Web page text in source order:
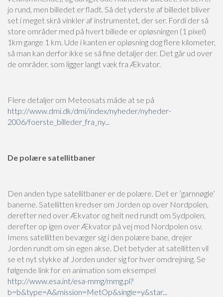
jo rund, men billedet er fladt. Så det yderste af billedet bliver
set i meget skrå vinkler af instrumentet, der ser. Fordi der så
store områder med på hvert billede er opløsningen (1 pixel)
1km gange 1 km. Ude i kanten er opløsning dog flere kilometer,
så man kan derfor ikke se så fine detaljer der. Det går ud over
de områder, som ligger langt væk fra Ækvator.
Flere detaljer om Meteosats måde at se på
http://www.dmi.dk/dmi/index/nyheder/nyheder-
2006/foerste_billeder_fra_ny...
De polære satellitbaner
Den anden type satellitbaner er de polære. Det er ’garnnøgle’
banerne. Satellitten kredser om Jorden op over Nordpolen,
derefter ned over Ækvator og helt ned rundt om Sydpolen,
derefter op igen over Ækvator på vej mod Nordpolen osv.
Imens satellitten bevæger sig i den polære bane, drejer
Jorden rundt om sin egen akse. Det betyder at satellitten vil
se et nyt stykke af Jorden under sig for hver omdrejning. Se
følgende link for en animation som eksempel
http://www.esa.int/esa-mmg/mmg.pl?
b=b&type=A&mission=MetOp&single=y&star...